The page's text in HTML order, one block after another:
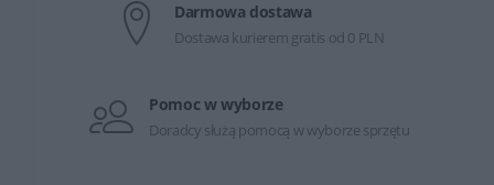
Darmowa dostawa
Dostawa kurierem gratis od 0 PLN
Pomoc w wyborze
Doradcy służą pomocą w wyborze sprzętu